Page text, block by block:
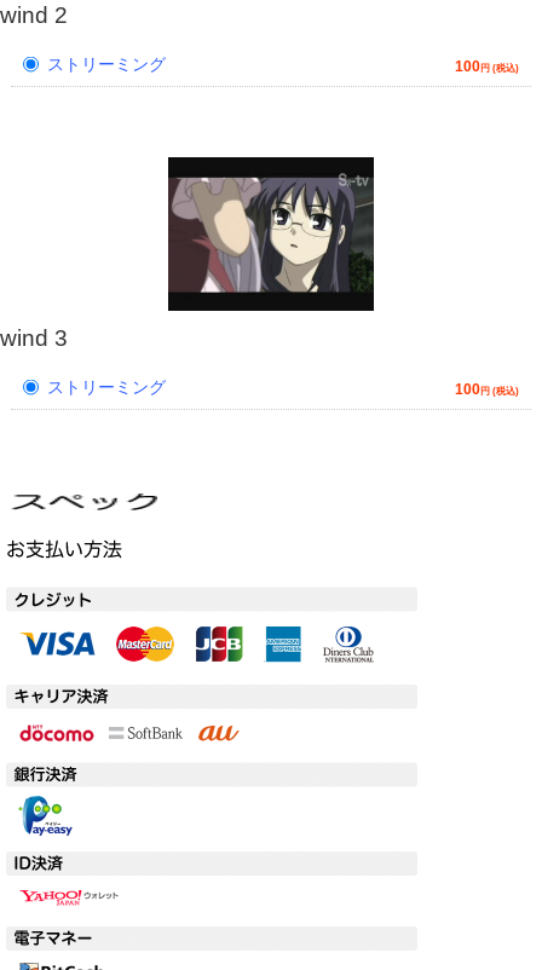
wind 2
ストリーミング 100円 (税込)
wind 3
ストリーミング 100円 (税込)